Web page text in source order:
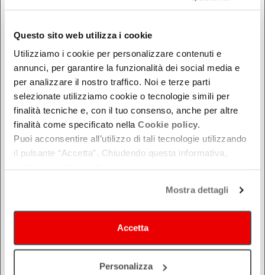
Questo sito web utilizza i cookie
Utilizziamo i cookie per personalizzare contenuti e
annunci, per garantire la funzionalità dei social media e
per analizzare il nostro traffico. Noi e terze parti
selezionate utilizziamo cookie o tecnologie simili per
finalità tecniche e, con il tuo consenso, anche per altre
finalità come specificato nella Cookie policy.
Puoi acconsentire all’utilizzo di tali tecnologie utilizzando
il pulsante “Accetta”. Chiudendo questa informativa,
Mostra dettagli
Accetta
Personalizza
Bologna
Ferrara
Modena
Parma